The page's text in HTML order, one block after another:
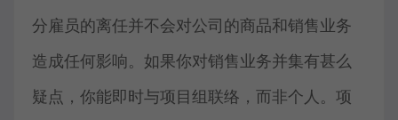
分雇员的离任并不会对公司的商品和销售业务
造成任何影响。如果你对销售业务并集有甚么
疑点，你能即时与项目组联络，而非个人。项